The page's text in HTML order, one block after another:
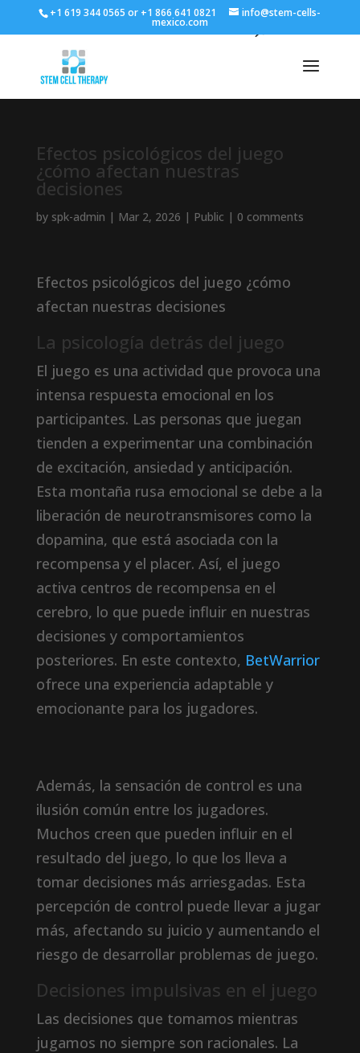
+1 619 344 0565 or +1 866 641 0821 info@stem-cells-
mexico.com
Efectos psicológicos del juego
¿cómo afectan nuestras
decisiones
by spk-admin | Mar 2, 2026 | Public | 0 comments
Efectos psicológicos del juego ¿cómo
afectan nuestras decisiones
La psicología detrás del juego
El juego es una actividad que provoca una
intensa respuesta emocional en los
participantes. Las personas que juegan
tienden a experimentar una combinación
de excitación, ansiedad y anticipación.
Esta montaña rusa emocional se debe a la
liberación de neurotransmisores como la
dopamina, que está asociada con la
recompensa y el placer. Así, el juego
activa centros de recompensa en el
cerebro, lo que puede influir en nuestras
decisiones y comportamientos
posteriores. En este contexto, BetWarrior
ofrece una experiencia adaptable y
emocionante para los jugadores.
Además, la sensación de control es una
ilusión común entre los jugadores.
Muchos creen que pueden influir en el
resultado del juego, lo que los lleva a
tomar decisiones más arriesgadas. Esta
percepción de control puede llevar a jugar
más, afectando su juicio y aumentando el
riesgo de desarrollar problemas de juego.
Decisiones impulsivas en el juego
Las decisiones que tomamos mientras
jugamos no siempre son racionales. La